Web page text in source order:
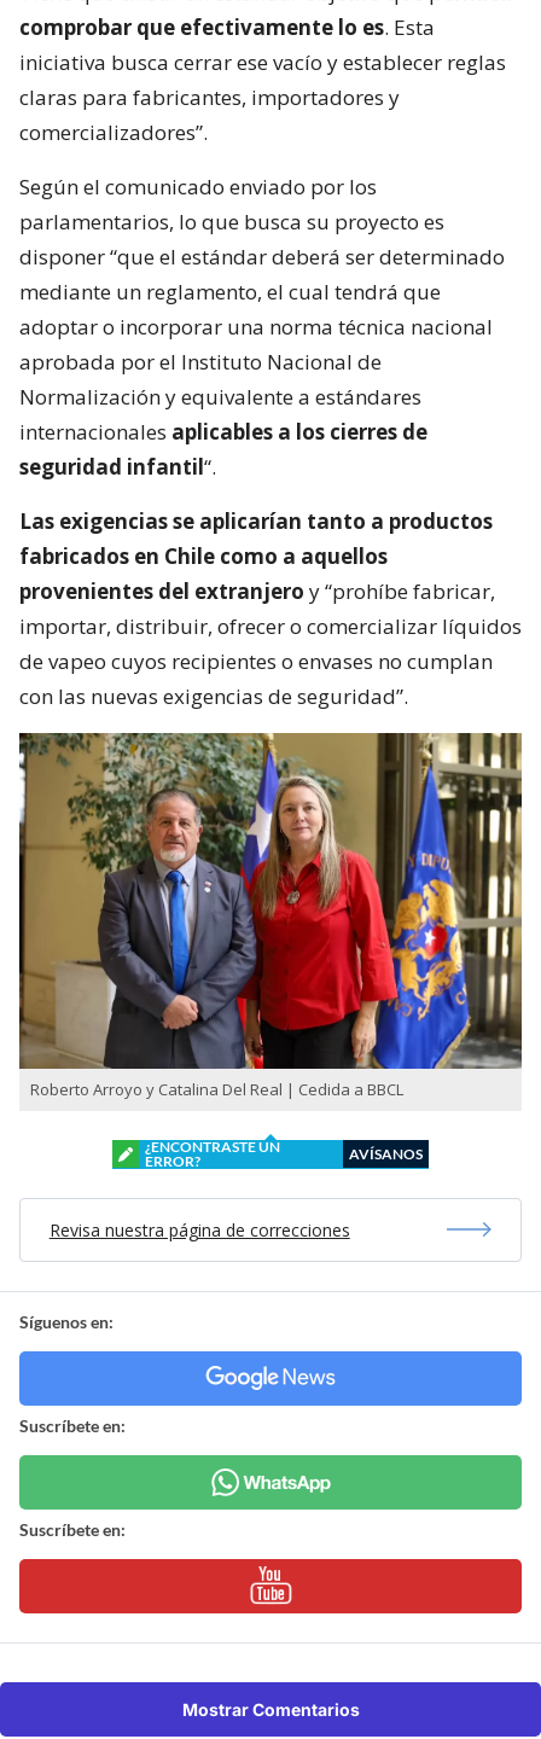
comprobar que efectivamente lo es. Esta
iniciativa busca cerrar ese vacío y establecer reglas
claras para fabricantes, importadores y
comercializadores”.
Según el comunicado enviado por los
parlamentarios, lo que busca su proyecto es
disponer “que el estándar deberá ser determinado
mediante un reglamento, el cual tendrá que
adoptar o incorporar una norma técnica nacional
aprobada por el Instituto Nacional de
Normalización y equivalente a estándares
internacionales aplicables a los cierres de
seguridad infantil“.
Las exigencias se aplicarían tanto a productos
fabricados en Chile como a aquellos
provenientes del extranjero y “prohíbe fabricar,
importar, distribuir, ofrecer o comercializar líquidos
de vapeo cuyos recipientes o envases no cumplan
con las nuevas exigencias de seguridad”.
Roberto Arroyo y Catalina Del Real | Cedida a BBCL
¿ENCONTRASTE UN
ERROR?
AVÍSANOS
Revisa nuestra página de correcciones
Síguenos en:
Suscríbete en:
Suscríbete en:
Mostrar Comentarios